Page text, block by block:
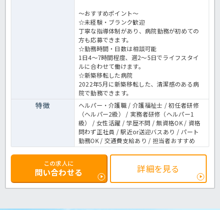
～おすすめポイント～
☆未経験・ブランク歓迎
丁寧な指導体制があり、病院勤務が初めての
方も応募できます。
☆勤務時間・日数は相談可能
1日4～7時間程度、週2～5日でライフスタイ
ルに合わせて働けます。
☆新築移転した病院
2022年5月に新築移転した、清潔感のある病
院で勤務できます。
特徴
ヘルパー・介護職 / 介護福祉士 / 初任者研修
（ヘルパー2級） / 実務者研修（ヘルパー1
級） / 女性活躍 / 学歴不問 / 無資格OK / 資格
問わず正社員 / 駅近or送迎バスあり / パート
勤務OK / 交通費支給あり / 担当者おすすめ
この求人に
問い合わせる 詳細を見る